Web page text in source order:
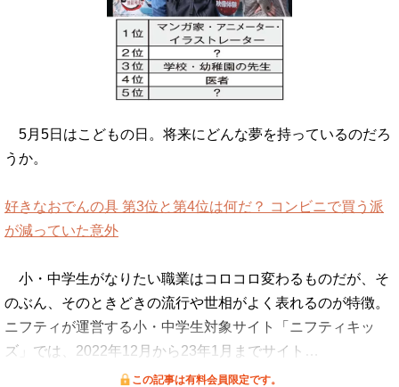
5月5日はこどもの日。将来にどんな夢を持っているのだろ
うか。
好きなおでんの具 第3位と第4位は何だ？ コンビニで買う派
が減っていた意外
小・中学生がなりたい職業はコロコロ変わるものだが、そ
のぶん、そのときどきの流行や世相がよく表れるのが特徴。
ニフティが運営する小・中学生対象サイト「ニフティキッ
ズ」では、2022年12月から23年1月までサイト…
この記事は有料会員限定です。